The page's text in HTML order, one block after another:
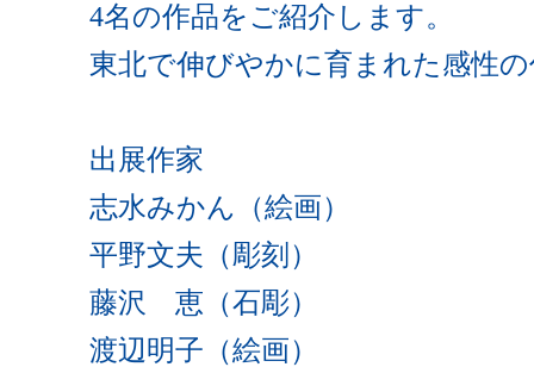
4名の作品をご紹介します。
東北で伸びやかに育まれた感性
出展作家
志水みかん（絵画）
平野文夫（彫刻）
藤沢 恵（石彫）
渡辺明子（絵画）